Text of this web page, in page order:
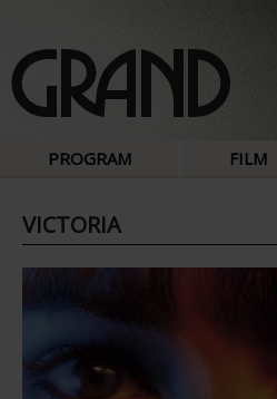
PROGRAM FILM
VICTORIA